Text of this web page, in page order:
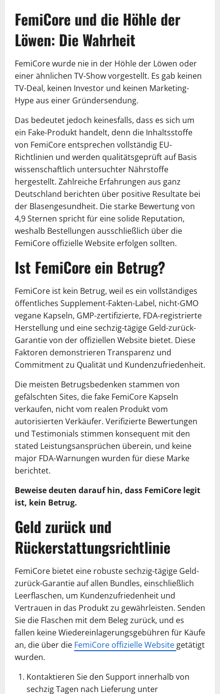
FemiCore und die Höhle der
Löwen: Die Wahrheit
FemiCore wurde nie in der Höhle der Löwen oder
einer ähnlichen TV-Show vorgestellt. Es gab keinen
TV-Deal, keinen Investor und keinen Marketing-
Hype aus einer Gründersendung.
Das bedeutet jedoch keinesfalls, dass es sich um
ein Fake-Produkt handelt, denn die Inhaltsstoffe
von FemiCore entsprechen vollständig EU-
Richtlinien und werden qualitätsgeprüft auf Basis
wissenschaftlich untersuchter Nährstoffe
hergestellt. Zahlreiche Erfahrungen aus ganz
Deutschland berichten über positive Resultate bei
der Blasengesundheit. Die starke Bewertung von
4,9 Sternen spricht für eine solide Reputation,
weshalb Bestellungen ausschließlich über die
FemiCore offizielle Website erfolgen sollten.
Ist FemiCore ein Betrug?
FemiCore ist kein Betrug, weil es ein vollständiges
öffentliches Supplement-Fakten-Label, nicht-GMO
vegane Kapseln, GMP-zertifizierte, FDA-registrierte
Herstellung und eine sechzig-tägige Geld-zurück-
Garantie von der offiziellen Website bietet. Diese
Faktoren demonstrieren Transparenz und
Commitment zu Qualität und Kundenzufriedenheit.
Die meisten Betrugsbedenken stammen von
gefälschten Sites, die fake FemiCore Kapseln
verkaufen, nicht vom realen Produkt vom
autorisierten Verkäufer. Verifizierte Bewertungen
und Testimonials stimmen konsequent mit den
stated Leistungsansprüchen überein, und keine
major FDA-Warnungen wurden für diese Marke
berichtet.
Beweise deuten darauf hin, dass FemiCore legit
ist, kein Betrug.
Geld zurück und
Rückerstattungsrichtlinie
FemiCore bietet eine robuste sechzig-tägige Geld-
zurück-Garantie auf allen Bundles, einschließlich
Leerflaschen, um Kundenzufriedenheit und
Vertrauen in das Produkt zu gewährleisten. Senden
Sie die Flaschen mit dem Beleg zurück, und es
fallen keine Wiedereinlagerungsgebühren für Käufe
an, die über die FemiCore offizielle Website getätigt
wurden.
Kontaktieren Sie den Support innerhalb von
sechzig Tagen nach Lieferung unter